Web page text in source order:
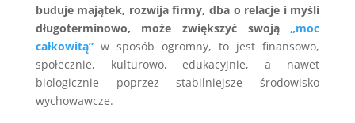
buduje majątek, rozwija firmy, dba o relacje i myśli
długoterminowo, może zwiększyć swoją„moc
całkowitą”w sposób ogromny, to jest finansowo,
społecznie, kulturowo, edukacyjnie, a nawet
biologicznie poprzez stabilniejsze środowisko
wychowawcze.